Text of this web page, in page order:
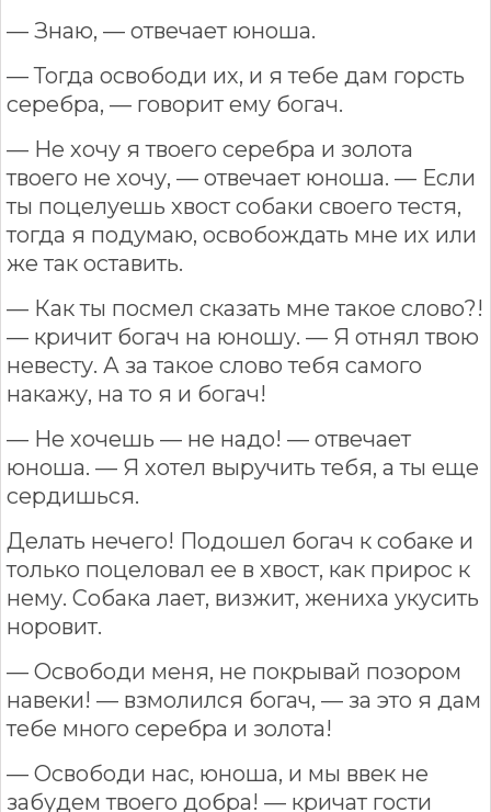
— Знаю, — отвечает юноша.
— Тогда освободи их, и я тебе дам горсть
серебра, — говорит ему богач.
— Не хочу я твоего серебра и золота
твоего не хочу, — отвечает юноша. — Если
ты поцелуешь хвост собаки своего тестя,
тогда я подумаю, освобождать мне их или
же так оставить.
— Как ты посмел сказать мне такое слово?!
— кричит богач на юношу. — Я отнял твою
невесту. А за такое слово тебя самого
накажу, на то я и богач!
— Не хочешь — не надо! — отвечает
юноша. — Я хотел выручить тебя, а ты еще
сердишься.
Делать нечего! Подошел богач к собаке и
только поцеловал ее в хвост, как прирос к
нему. Собака лает, визжит, жениха укусить
норовит.
— Освободи меня, не покрывай позором
навеки! — взмолился богач, — за это я дам
тебе много серебра и золота!
— Освободи нас, юноша, и мы ввек не
забудем твоего добра! — кричат гости